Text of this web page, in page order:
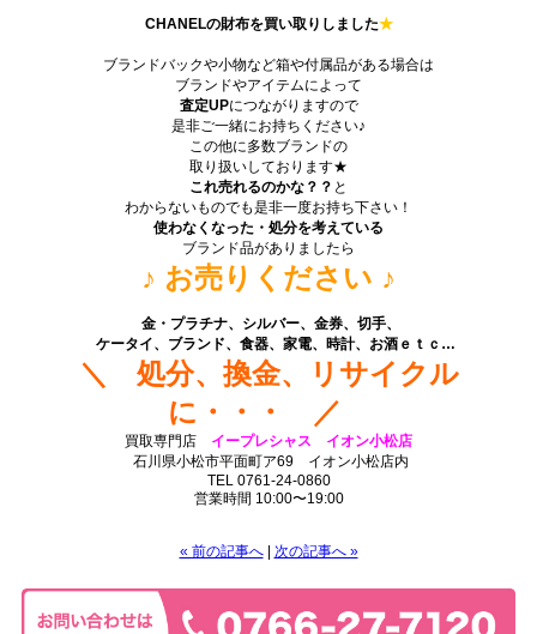
CHANELの財布を買い取りしました★
ブランドバックや小物など箱や付属品がある場合は
ブランドやアイテムによって
査定UPにつながりますので
是非ご一緒にお持ちください♪
この他に多数ブランドの
取り扱いしております★
これ売れるのかな？？ と
わからないものでも是非一度お持ち下さい！
使わなくなった・処分を考えている
ブランド品がありましたら
♪ お売りください ♪
金・プラチナ、シルバー、金券、切手、
ケータイ、ブランド、食器、家電、時計、お酒 ｅｔｃ…
＼ 処分、換金、リサイクル
に・・・ ／
買取専門店
イープレシャス イオン小松店
石川県小松市平面町ア69 イオン小松店内
TEL 0761-24-0860
営業時間 10:00〜19:00
« 前の記事へ| 次の記事へ »